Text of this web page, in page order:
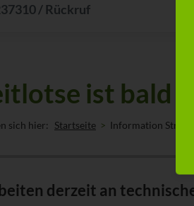
/ Rückruf
ist bald
sich hier: Startseite Information
derzeit an